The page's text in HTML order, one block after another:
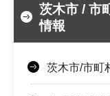
茨木市 / 市
情報
茨木市/市町